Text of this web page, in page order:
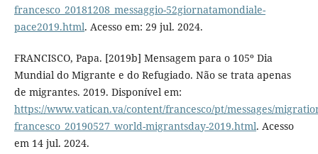
francesco_20181208_messaggio-52giornatamondiale-
pace2019.html. Acesso em: 29 jul. 2024.
FRANCISCO, Papa. [2019b] Mensagem para o 105º Dia
Mundial do Migrante e do Refugiado. Não se trata apenas
de migrantes. 2019. Disponível em:
https://www.vatican.va/content/francesco/pt/messages/
francesco_20190527_world-migrantsday-2019.html. Acesso
em 14 jul. 2024.